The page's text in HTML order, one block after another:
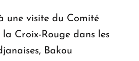
une visite du Comité
Croix-Rouge dans les
Bakou